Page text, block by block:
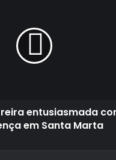
entusiasmada
em Santa Marta